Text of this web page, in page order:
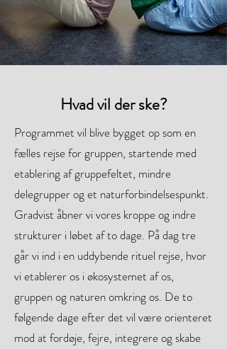
Hvad vil der ske?
Programmet vil blive bygget op som en
fælles rejse for gruppen, startende med
etablering af gruppefeltet, mindre
delegrupper og et naturforbindelsespunkt.
Gradvist åbner vi vores kroppe og indre
strukturer i løbet af to dage. På dag tre
går vi ind i en uddybende rituel rejse, hvor
vi etablerer os i økosystemet af os,
gruppen og naturen omkring os. De to
følgende dage efter det vil være orienteret
mod at fordøje, fejre, integrere og skabe